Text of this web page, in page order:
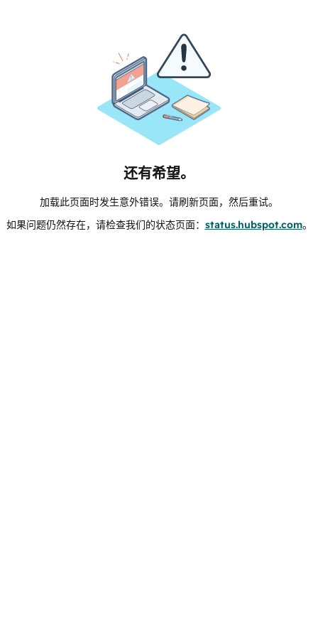
还有希望。
加载此页面时发生意外错误。请刷新页面，然后重试。
如果问题仍然存在，请检查我们的状态页面： status.hubspot.com。